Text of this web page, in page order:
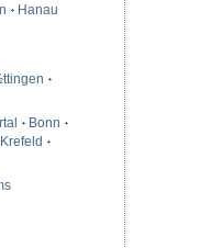
Hanau
Bonn
Krefeld